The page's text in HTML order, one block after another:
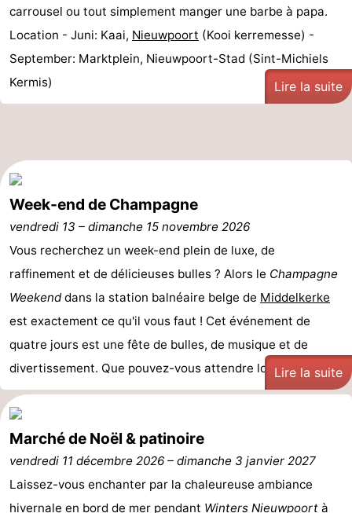
carrousel ou tout simplement manger une barbe à papa.
Location - Juni: Kaai, Nieuwpoort (Kooi kerremesse) -
September: Marktplein, Nieuwpoort-Stad (Sint-Michiels
Kermis)
Lire la suite
Week-end de Champagne
vendredi 13 – dimanche 15 novembre 2026
Vous recherchez un week-end plein de luxe, de
raffinement et de délicieuses bulles ? Alors le Champagne
Weekenddans la station balnéaire belge de Middelkerke
est exactement ce qu'il vous faut ! Cet événement de
quatre jours est une fête de bulles, de musique et de
divertissement. Que pouvez-vous attendre lors du ...Lire la suite
Marché de Noël & patinoire
vendredi 11 décembre 2026 – dimanche 3 janvier 2027
Laissez-vous enchanter par la chaleureuse ambiance
hivernale en bord de mer pendant Winters Nieuwpoort à